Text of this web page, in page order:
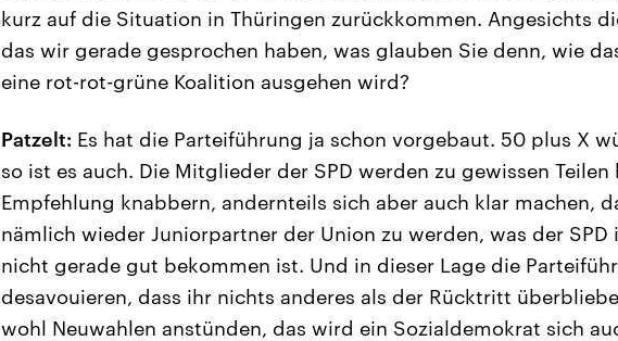
kurz auf die Situation in Thüringen zurückkommen. Angesichts
das wir gerade gesprochen haben, was glauben Sie denn, wie
eine rot-rot-grüne Koalition ausgehen wird?
Patzelt: Es hat die Parteiführung ja schon vorgebaut. 50 plus X
so ist es auch. Die Mitglieder der SPD werden zu gewissen Teilen
Empfehlung knabbern, andernteils sich aber auch klar machen,
nämlich wieder Juniorpartner der Union zu werden, was der SPD
nicht gerade gut bekommen ist. Und in dieser Lage die
desavouieren, dass ihr nichts anderes als der Rücktritt
wohl Neuwahlen anstünden, das wird ein Sozialdemokrat sich